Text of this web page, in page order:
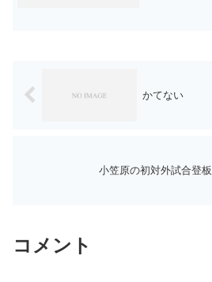
かてない
小笠原の初対外試合登板
コメント